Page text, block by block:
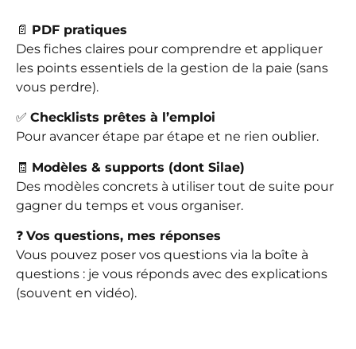
📄 PDF pratiques
Des fiches claires pour comprendre et appliquer
les points essentiels de la gestion de la paie (sans
vous perdre).
✅ Checklists prêtes à l’emploi
Pour avancer étape par étape et ne rien oublier.
🧾 Modèles & supports (dont Silae)
Des modèles concrets à utiliser tout de suite pour
gagner du temps et vous organiser.
❓ Vos questions, mes réponses
Vous pouvez poser vos questions via la boîte à
questions : je vous réponds avec des explications
(souvent en vidéo).